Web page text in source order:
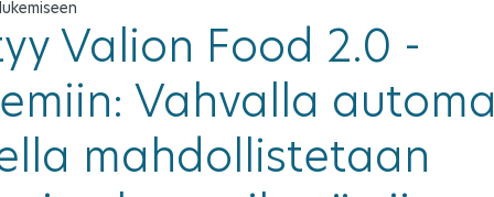
Toisiopakkaaminen
Lavausjärjestelmä Asiakastarina oCare 24/7
Valion Food 2.0 -
Vahvalla
mahdollistetaan